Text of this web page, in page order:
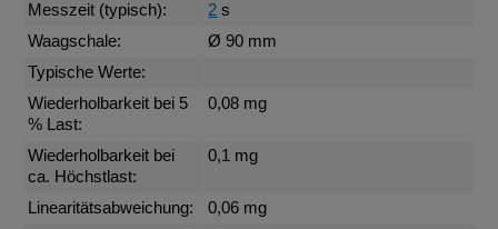
Messzeit (typisch):
2 s
Waagschale:
Ø 90 mm
Typische Werte:
Wiederholbarkeit bei 5
% Last:
0,08 mg
Wiederholbarkeit bei
ca. Höchstlast:
0,1 mg
Linearitätsabweichung:
0,06 mg